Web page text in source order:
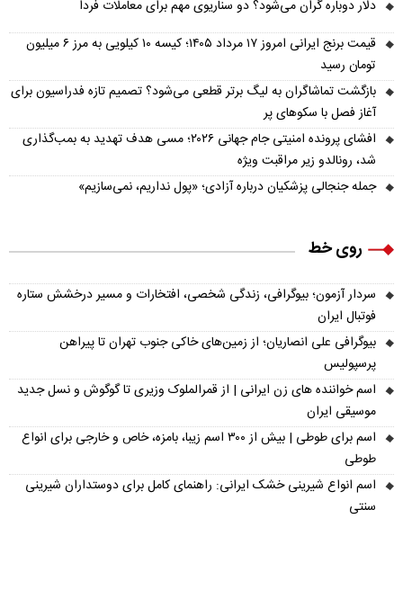
دلار دوباره گران می‌شود؟ دو سناریوی مهم برای معاملات فردا
قیمت برنج ایرانی امروز ۱۷ مرداد ۱۴۰۵؛ کیسه ۱۰ کیلویی به مرز ۶ میلیون
تومان رسید
بازگشت تماشاگران به لیگ برتر قطعی می‌شود؟ تصمیم تازه فدراسیون برای
آغاز فصل با سکوهای پر
افشای پرونده امنیتی جام جهانی ۲۰۲۶؛ مسی هدف تهدید به بمب‌گذاری
شد، رونالدو زیر مراقبت ویژه
جمله جنجالی پزشکیان درباره آزادی؛ «پول نداریم، نمی‌سازیم»
روی خط
سردار آزمون؛ بیوگرافی، زندگی شخصی، افتخارات و مسیر درخشش ستاره
فوتبال ایران
بیوگرافی علی انصاریان؛ از زمین‌های خاکی جنوب تهران تا پیراهن
پرسپولیس
اسم خواننده های زن ایرانی | از قمرالملوک وزیری تا گوگوش و نسل جدید
موسیقی ایران
اسم برای طوطی | بیش از ۳۰۰ اسم زیبا، بامزه، خاص و خارجی برای انواع
طوطی
اسم انواع شیرینی خشک ایرانی: راهنمای کامل برای دوستداران شیرینی
سنتی